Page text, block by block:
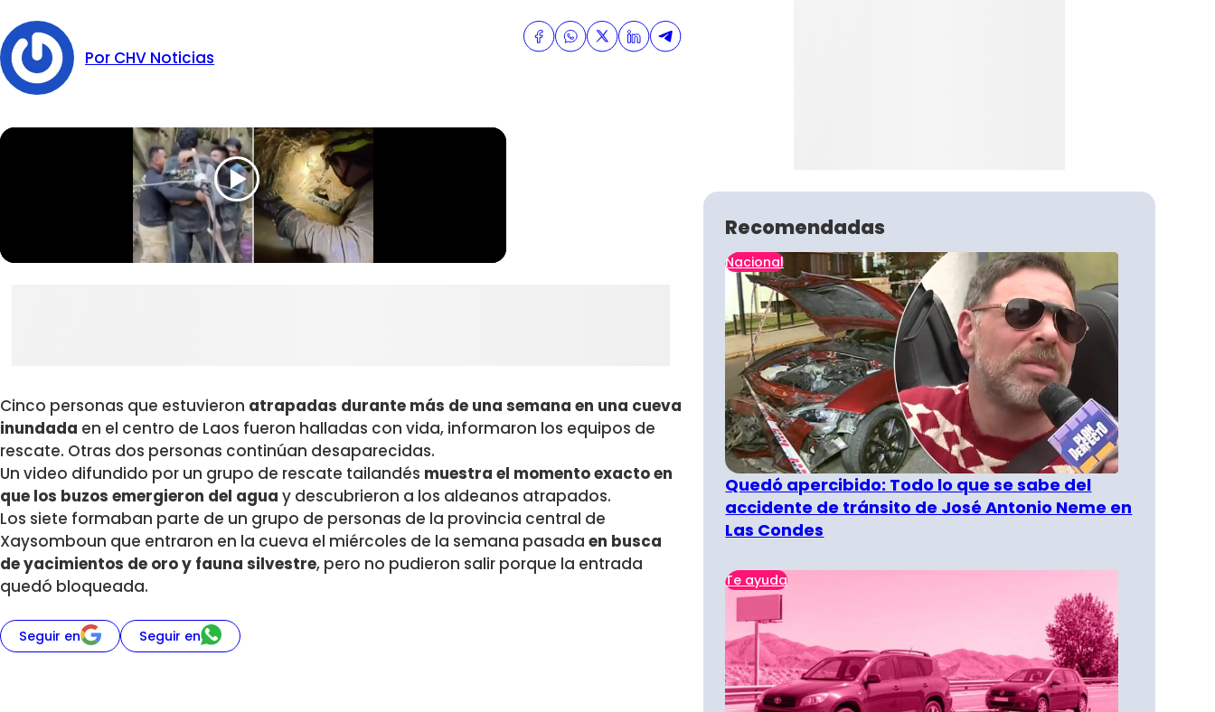
Por CHV Noticias
Cinco personas que estuvieron atrapadas durante más de una semana en una cueva
inundada en el centro de Laos fueron halladas con vida, informaron los equipos de
rescate. Otras dos personas continúan desaparecidas.
Un video difundido por un grupo de rescate tailandés muestra el momento exacto en
que los buzos emergieron del agua y descubrieron a los aldeanos atrapados.
Los siete formaban parte de un grupo de personas de la provincia central de
Xaysomboun que entraron en la cueva el miércoles de la semana pasada en busca
de yacimientos de oro y fauna silvestre, pero no pudieron salir porque la entrada
quedó bloqueada.
Seguir en Seguir en
Recomendadas
Nacional
Quedó apercibido: Todo lo que se sabe del
accidente de tránsito de José Antonio Neme en
Las Condes
Te ayuda